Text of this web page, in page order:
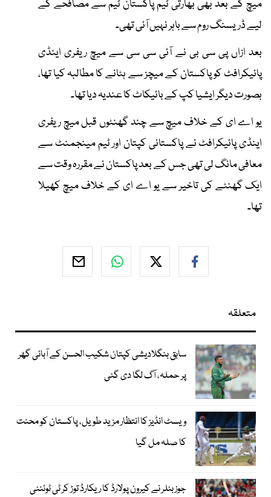
میچ کے بعد بھی بھارتی ٹیم پاکستان ٹیم سے مصافحے کے
لیے ڈریسنگ روم سے باہر نہیں آئی تھی۔
بعد ازاں پی سی بی نے آئی سی سی سے میچ ریفری اینڈی
پائیکرافٹ کو پاکستان کے میچز سے ہٹانے کا مطالبہ کیا تھا،
بصورت دیگر ایشیا کپ کے بائیکاٹ کا عندیہ دیا تھا۔
یو اے ای کے خلاف میچ سے چند گھنٹوں قبل میچ ریفری
اینڈی پائیکرافٹ نے پاکستانی کپتان اور ٹیم مینجمنٹ سے
معافی مانگ لی تھی جس کے بعد پاکستان نے مقررہ وقت سے
ایک گھنٹے کی تاخیر سے یو اے ای کے خلاف میچ کھیلا
تھا۔
متعلقہ
سابق بنگلادیشی کپتان شکیب الحسن کے آبائی گھر
پر حملہ، آگ لگا دی گئی
ویسٹ انڈیز کا انتظار مزید طویل، پاکستان کو محنت
کا صلہ مل گیا
جوز بٹلر نے کیرون پولارڈ کا ریکارڈ توڑ کر ٹی ٹوئنٹی